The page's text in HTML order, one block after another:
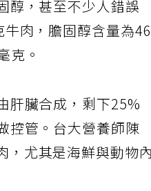
醇，甚至不少人錯誤
肉，膽固醇含量為46
克。
肝臟合成，剩下25%
控管。台大營養師陳
，尤其是海鮮與動物內